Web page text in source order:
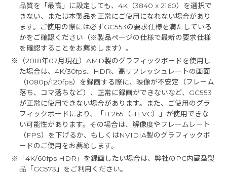
品質を「最高」に設定しても、4K（3840 x 2160）を選択で
きない、または本製品を正常にご使用になれない場合があり
ます。ご使用の際には必ずGC553の要求仕様を満たしている
かをご確認ください（※製品ページの仕様で最新の要求仕様
を確認することをお薦めします）。
※（2018年07月現在）AMD製のグラフィックボードを使用し
た場合は、4K/30fps、HDR、高リフレッシュレートの画面
（1080p/120fps）を録画する際に、映像が不安定（フレーム
落ち、コマ落ちなど）、正常に録画ができないなど、GC553
が正常に使用できない場合があります。また、ご使用のグラ
フィックボードにより、「H.265（HEVC）」が使用できな
い可能性があります。その場合は、解像度やフレームレート
（FPS）を下げるか、もしくはNVIDIA製のグラフィックボ
ードのご使用をお薦めします。
※「4K/60fps HDR」を録画したい場合は、弊社のPC内蔵型製
品「GC573」をご利用ください。